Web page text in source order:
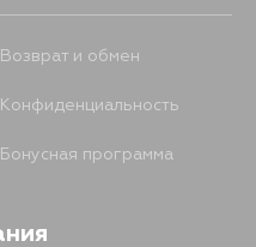
Возврат и обмен
Конфиденциальность
Бонусная программа